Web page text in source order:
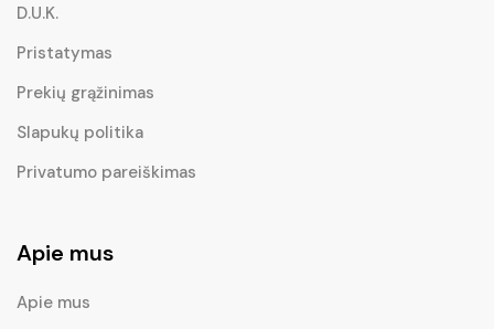
D.U.K.
Pristatymas
Prekių grąžinimas
Slapukų politika
Privatumo pareiškimas
Apie mus
Apie mus